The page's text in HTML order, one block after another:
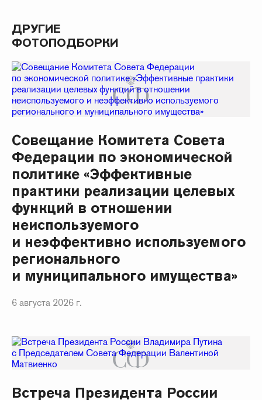
ДРУГИЕ
ФОТОПОДБОРКИ
Совещание Комитета Совета
Федерации по экономической
политике «Эффективные
практики реализации целевых
функций в отношении
неиспользуемого
и неэффективно используемого
регионального
и муниципального имущества»
6 августа 2026 г.
Встреча Президента России